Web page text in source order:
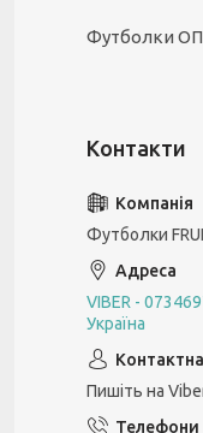
Футболки
Футболки
VIBER -
Україна
Пишіть на